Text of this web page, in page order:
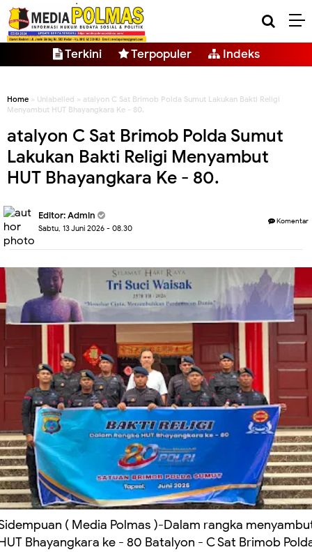
Terkini Terpopuler Indeks
Home » Unlabelled » atalyon C Sat Brimob Polda Sumut Lakukan Bakti Religi
Menyambut HUT Bhayangkara Ke - 80.
atalyon C Sat Brimob Polda Sumut
Lakukan Bakti Religi Menyambut
HUT Bhayangkara Ke - 80.
Editor: Admin
Sabtu, 13 Juni 2026 - 08.30
Komentar
( Media Polmas )-Dalam rangka
Bhayangkara ke - 80 Batalyon - C Sat Brimob